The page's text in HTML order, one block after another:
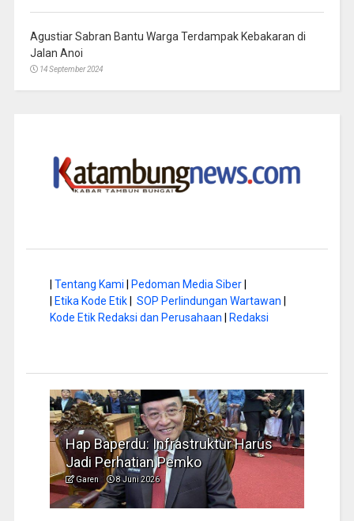
Agustiar Sabran Bantu Warga Terdampak Kebakaran di
Jalan Anoi
14 September 2024
Tentang Kami Pedoman Media Siber|
Etika Kode Etik| SOP Perlindungan Wartawan
Kode Etik Redaksi dan Perusahaan
Redaksi
Hap Baperdu: Infrastruktur Harus
Jadi Perhatian Pemko
Garen 8 Juni 2026